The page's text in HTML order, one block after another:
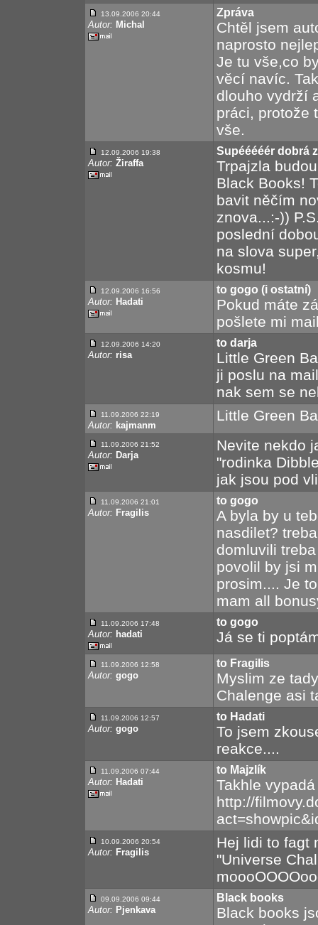
13.09.2006 20:44
Autor: Michal
Zpráva
Chtěl jsem
naprosto
Je tu vše,co
věcí navíc.
dlouho vydrží
práci, protože
vše.
12.09.2006 19:38
Autor: Žiraffa
Supééééér dobrá
Trpajzla
Black Books!
bavit něčím
znova...:-))
poslední
na slova
kosmu!
12.09.2006 16:56
Autor: Hadati
to gogo (i ostatní)
Pokud máte
pošlete mi
12.09.2006 14:20
Autor: risa
to darja
Little Green
ji poslu na
nak sem se
11.09.2006 22:19
Autor: kajmanm
Little Green
11.09.2006 21:52
Autor: Darja
Nevite nekdo
"rodinka
jak jsou pod
11.09.2006 21:01
Autor: Fragilis
to gogo
A byla by u
nasdilet?
domluvili
povolil by jsi
prosim.... Je
mam all
11.09.2006 17:48
Autor: hadati
to gogo
Já se ti
11.09.2006 12:58
Autor: gogo
to Fragilis
Myslim ze
Chalenge asi
11.09.2006 12:57
Autor: gogo
to Hadati
To jsem
reakce....
11.09.2006 07:44
Autor: Hadati
to Majzlík
Takhle
http://
10.09.2006 20:54
Autor: Fragilis
Hej lidi to fagt
"Universe
09.09.2006 09:44
Autor: Pjenkava
Black books
Black books